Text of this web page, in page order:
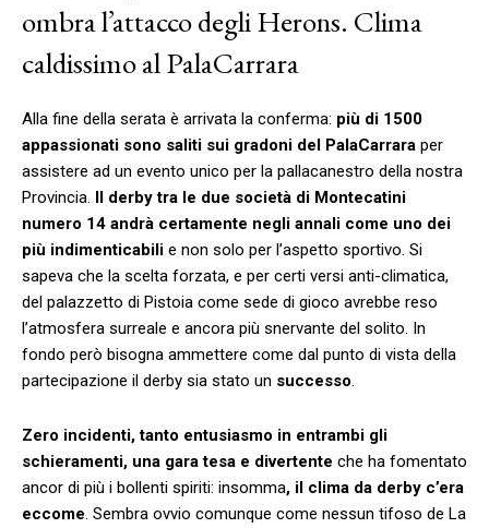
ombra l’attacco degli Herons. Clima
caldissimo al PalaCarrara
Alla fine della serata è arrivata la conferma: più di 1500
appassionati sono saliti sui gradoni del PalaCarrara per
assistere ad un evento unico per la pallacanestro della nostra
Provincia. Il derby tra le due società di Montecatini
numero 14 andrà certamente negli annali come uno dei
più indimenticabili e non solo per l’aspetto sportivo. Si
sapeva che la scelta forzata, e per certi versi anti-climatica,
del palazzetto di Pistoia come sede di gioco avrebbe reso
l’atmosfera surreale e ancora più snervante del solito. In
fondo però bisogna ammettere come dal punto di vista della
partecipazione il derby sia stato un successo.
Zero incidenti, tanto entusiasmo in entrambi gli
schieramenti, una gara tesa e divertente che ha fomentato
ancor di più i bollenti spiriti: insomma, il clima da derby c’era
eccome. Sembra ovvio comunque come nessun tifoso de La